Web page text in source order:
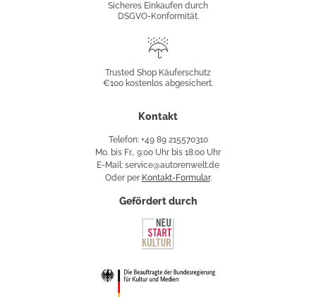
Sicheres Einkaufen durch
DSGVO-Konformität.
Käuferschutz
Trusted Shop Käuferschutz
€100 kostenlos abgesichert.
Kontakt
Telefon: +49 89 215570310
Mo. bis Fr., 9:00 Uhr bis 18:00 Uhr
E-Mail: service@autorenwelt.de
Oder per Kontakt-Formular.
Gefördert durch